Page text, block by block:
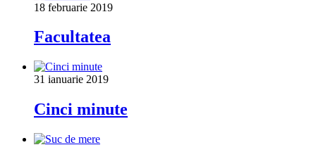
18 februarie 2019
Facultatea
31 ianuarie 2019
Cinci minute